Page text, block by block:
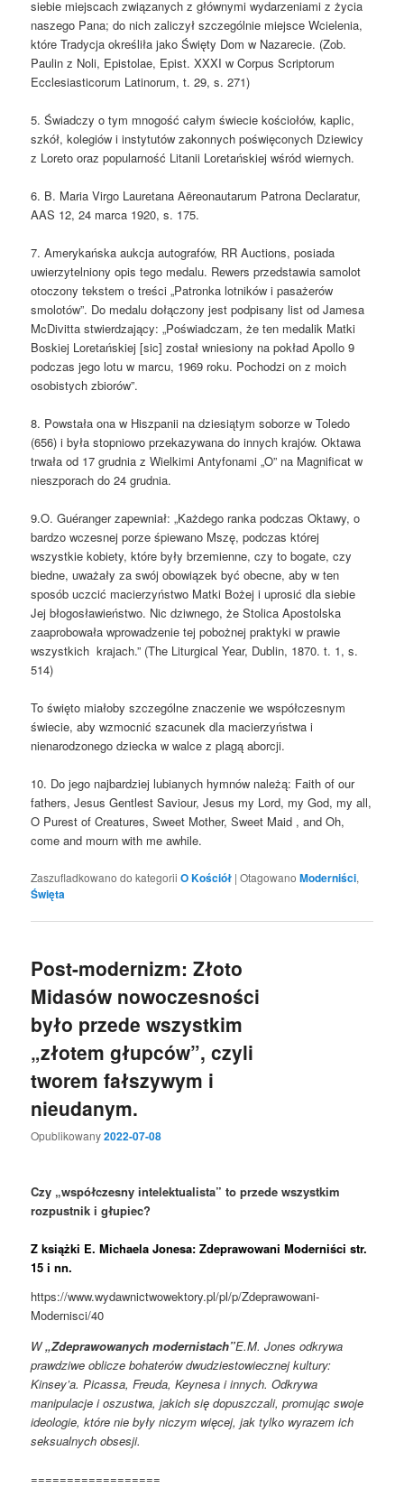
siebie miejscach związanych z głównymi wydarzeniami z życia
naszego Pana; do nich zaliczył szczególnie miejsce Wcielenia,
które Tradycja określiła jako Święty Dom w Nazarecie. (Zob.
Paulin z Noli, Epistolae, Epist. XXXI w Corpus Scriptorum
Ecclesiasticorum Latinorum, t. 29, s. 271)
5. Świadczy o tym mnogość całym świecie kościołów, kaplic,
szkół, kolegiów i instytutów zakonnych poświęconych Dziewicy
z Loreto oraz popularność Litanii Loretańskiej wśród wiernych.
6. B. Maria Virgo Lauretana Aëreonautarum Patrona Declaratur,
AAS 12, 24 marca 1920, s. 175.
7. Amerykańska aukcja autografów, RR Auctions, posiada
uwierzytelniony opis tego medalu. Rewers przedstawia samolot
otoczony tekstem o treści „Patronka lotników i pasażerów
smolotów”. Do medalu dołączony jest podpisany list od Jamesa
McDivitta stwierdzający: „Poświadczam, że ten medalik Matki
Boskiej Loretańskiej [sic] został wniesiony na pokład Apollo 9
podczas jego lotu w marcu, 1969 roku. Pochodzi on z moich
osobistych zbiorów”.
8. Powstała ona w Hiszpanii na dziesiątym soborze w Toledo
(656) i była stopniowo przekazywana do innych krajów. Oktawa
trwała od 17 grudnia z Wielkimi Antyfonami „O” na Magnificat w
nieszporach do 24 grudnia.
9.O. Guéranger zapewniał: „Każdego ranka podczas Oktawy, o
bardzo wczesnej porze śpiewano Mszę, podczas której
wszystkie kobiety, które były brzemienne, czy to bogate, czy
biedne, uważały za swój obowiązek być obecne, aby w ten
sposób uczcić macierzyństwo Matki Bożej i uprosić dla siebie
Jej błogosławieństwo. Nic dziwnego, że Stolica Apostolska
zaaprobowała wprowadzenie tej pobożnej praktyki w prawie
wszystkich krajach.” (The Liturgical Year, Dublin, 1870. t. 1, s.
514)
To święto miałoby szczególne znaczenie we współczesnym
świecie, aby wzmocnić szacunek dla macierzyństwa i
nienarodzonego dziecka w walce z plagą aborcji.
10. Do jego najbardziej lubianych hymnów należą: Faith of our
fathers, Jesus Gentlest Saviour, Jesus my Lord, my God, my all,
O Purest of Creatures, Sweet Mother, Sweet Maid , and Oh,
come and mourn with me awhile.
Zaszufladkowano do kategorii O Kościół |Otagowano Moderniści,
Święta
Post-modernizm: Złoto
Midasów nowoczesności
było przede wszystkim
„złotem głupców”, czyli
tworem fałszywym i
nieudanym.
Opublikowany2022-07-08
Czy „współczesny intelektualista” to przede wszystkim
rozpustnik i głupiec?
Z książki E. Michaela Jonesa:Zdeprawowani Moderniści str.
15 i nn.
https://www.wydawnictwowektory.pl/pl/p/Zdeprawowani-
Modernisci/40
W„Zdeprawowanych modernistach”E.M.Jones odkrywa
prawdziwe oblicze bohaterów dwudziestowiecznej kultury:
Kinsey’a. Picassa, Freuda, Keynesa i innych. Odkrywa
manipulacje i oszustwa, jakich się dopuszczali, promując swoje
ideologie, które nie były niczym więcej, jak tylko wyrazem ich
seksualnych obsesji.
==================